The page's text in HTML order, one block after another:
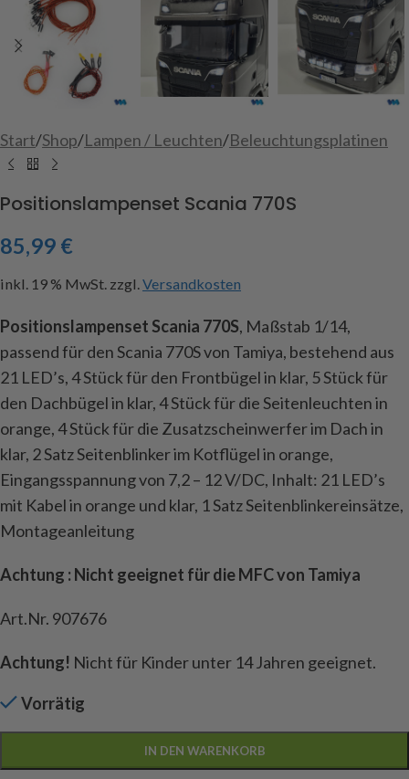
Start/Shop/Lampen / Leuchten/Beleuchtungsplatinen
Positionslampenset Scania 770S
85,99 €
inkl. 19 % MwSt. zzgl.Versandkosten
Positionslampenset Scania 770S, Maßstab 1/14,
passend für den Scania 770S von Tamiya, bestehend aus
21 LED’s, 4 Stück für den Frontbügel in klar, 5 Stück für
den Dachbügel in klar, 4 Stück für die Seitenleuchten in
orange, 4 Stück für die Zusatzscheinwerfer im Dach in
klar, 2 Satz Seitenblinker im Kotflügel in orange,
Eingangsspannung von 7,2 – 12 V/DC, Inhalt: 21 LED’s
mit Kabel in orange und klar, 1 Satz Seitenblinkereinsätze,
Montageanleitung
Achtung : Nicht geeignet für die MFC von Tamiya
Art.Nr. 907676
Achtung! Nicht für Kinder unter 14 Jahren geeignet.
Vorrätig
IN DEN WARENKORB